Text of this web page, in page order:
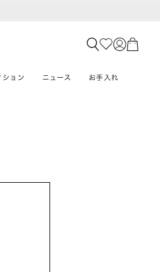
ション ニュース お手入れ